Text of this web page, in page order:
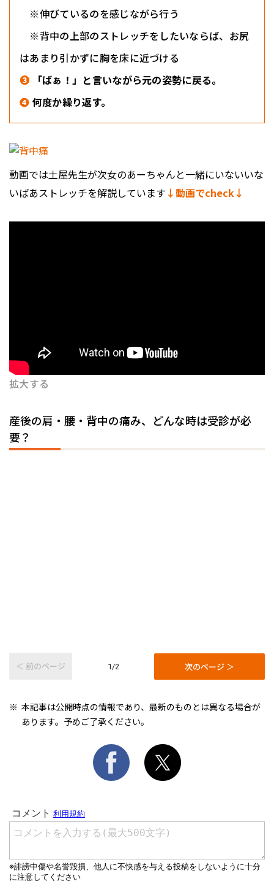
※伸びているのを感じながら行う
※背中の上部のストレッチをしたいならば、お尻
はあまり引かずに胸を床に近づける
❸ 「ばぁ！」と言いながら元の姿勢に戻る。
❹ 何度か繰り返す。
動画では土屋先生が次女のあーちゃんと一緒にいないいな
いばあストレッチを解説しています ↓動画でcheck↓
拡大する
産後の肩・腰・背中の痛み、どんな時は受診が必
要？
＜ 前のページ 1/2 次のページ ＞
本記事は公開時点の情報であり、最新のものとは異なる場合が
あります。予めご了承ください。